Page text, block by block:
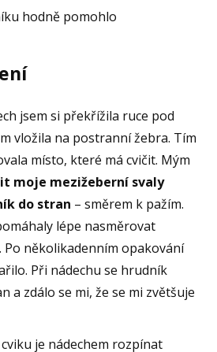
hodně pomohlo
jsem si překřížila ruce pod
vložila na postranní žebra. Tím
místo, které má cvičit. Mým
moje mezižeberní svaly
do stran – směrem k pažím.
lépe nasměrovat
Po několikadenním opakování
Při nádechu se hrudník
a zdálo se mi, že se mi zvětšuje
je nádechem rozpínat